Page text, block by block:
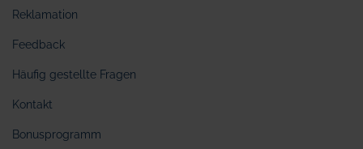
Reklamation
Feedback
Häufig gestellte Fragen
Kontakt
Bonusprogramm